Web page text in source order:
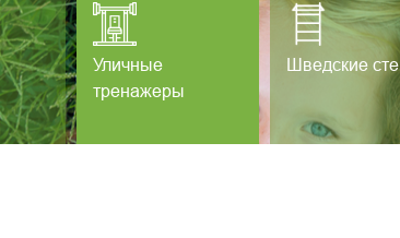
Уличные
тренажеры
Шведские